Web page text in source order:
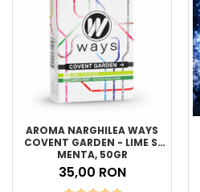
AROMA NARGHILEA WAYS
COVENT GARDEN - LIME SI
MENTA, 50GR
35,00 RON